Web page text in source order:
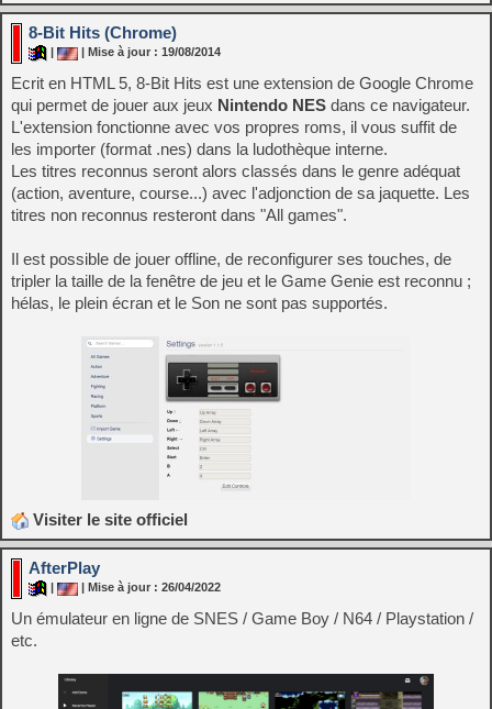
8-Bit Hits (Chrome)
| Mise à jour : 19/08/2014
Ecrit en HTML 5, 8-Bit Hits est une extension de Google Chrome
qui permet de jouer aux jeux Nintendo NES dans ce navigateur.
L'extension fonctionne avec vos propres roms, il vous suffit de
les importer (format .nes) dans la ludothèque interne.
Les titres reconnus seront alors classés dans le genre adéquat
(action, aventure, course...) avec l'adjonction de sa jaquette. Les
titres non reconnus resteront dans "All games".
Il est possible de jouer offline, de reconfigurer ses touches, de
tripler la taille de la fenêtre de jeu et le Game Genie est reconnu ;
hélas, le plein écran et le Son ne sont pas supportés.
Visiter le site officiel
AfterPlay
| Mise à jour : 26/04/2022
Un émulateur en ligne de SNES / Game Boy / N64 / Playstation /
etc.